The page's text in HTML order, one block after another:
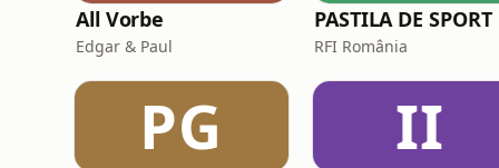
All Vorbe
Edgar & Paul
PASTILA DE SPORT
RFI România
PG II